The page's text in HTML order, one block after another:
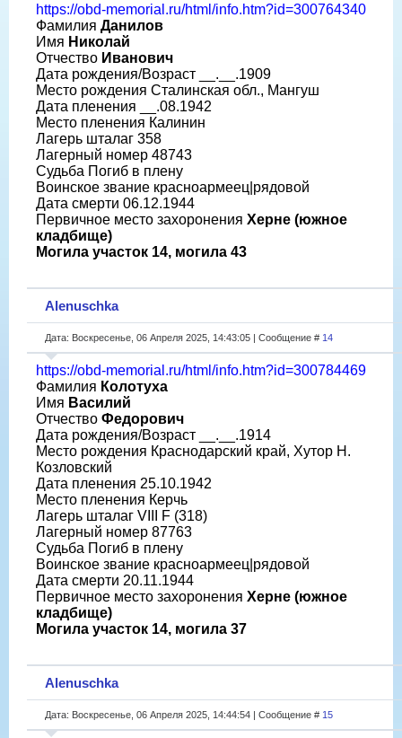
https://obd-memorial.ru/html/info.htm?id=300764340
Фамилия Данилов
Имя Николай
Отчество Иванович
Дата рождения/Возраст __.__.1909
Место рождения Сталинская обл., Мангуш
Дата пленения __.08.1942
Место пленения Калинин
Лагерь шталаг 358
Лагерный номер 48743
Судьба Погиб в плену
Воинское звание красноармеец|рядовой
Дата смерти 06.12.1944
Первичное место захоронения Херне (южное
кладбище)
Могила участок 14, могила 43
Alenuschka
Дата: Воскресенье, 06 Апреля 2025, 14:43:05 | Сообщение # 14
https://obd-memorial.ru/html/info.htm?id=300784469
Фамилия Колотуха
Имя Василий
Отчество Федорович
Дата рождения/Возраст __.__.1914
Место рождения Краснодарский край, Хутор Н.
Козловский
Дата пленения 25.10.1942
Место пленения Керчь
Лагерь шталаг VIII F (318)
Лагерный номер 87763
Судьба Погиб в плену
Воинское звание красноармеец|рядовой
Дата смерти 20.11.1944
Первичное место захоронения Херне (южное
кладбище)
Могила участок 14, могила 37
Alenuschka
Дата: Воскресенье, 06 Апреля 2025, 14:44:54 | Сообщение # 15